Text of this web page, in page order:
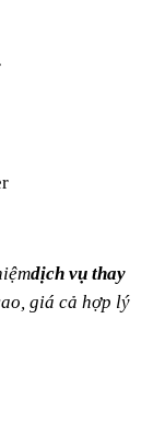
dịch vụ thay
giá cả hợp lý